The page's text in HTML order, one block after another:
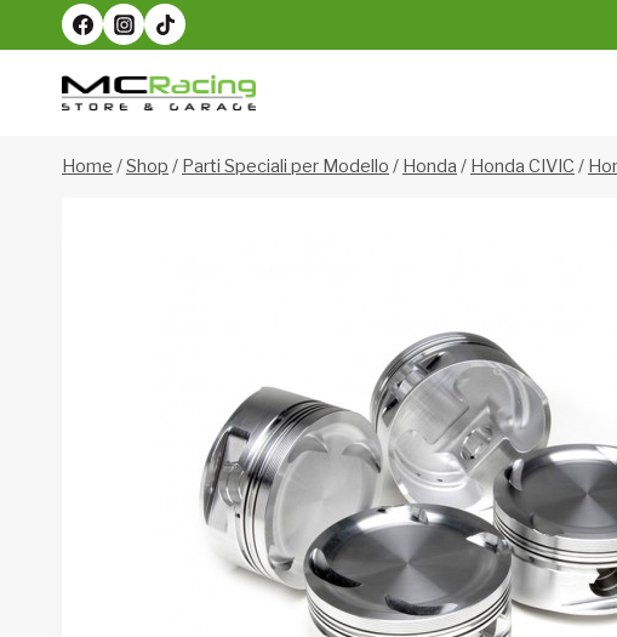
al
contenuto
Home /Shop / Parti Speciali per Modello / Honda / Honda CIVIC /